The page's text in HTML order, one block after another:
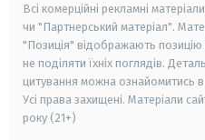
Всі комерційні рекламні
чи "Партнерський матеріал".
"Позиція" відображають позицію
не поділяти їхніх поглядів.
цитування можна ознайомитись
Усі права захищені. Матеріали
року (21+)